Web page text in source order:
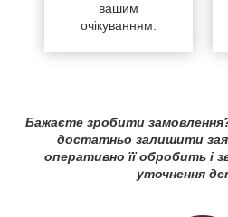
вашим
очікуванням.
Бажаєте зробити
достатньо залишити
оперативно її обробить і
уточнення